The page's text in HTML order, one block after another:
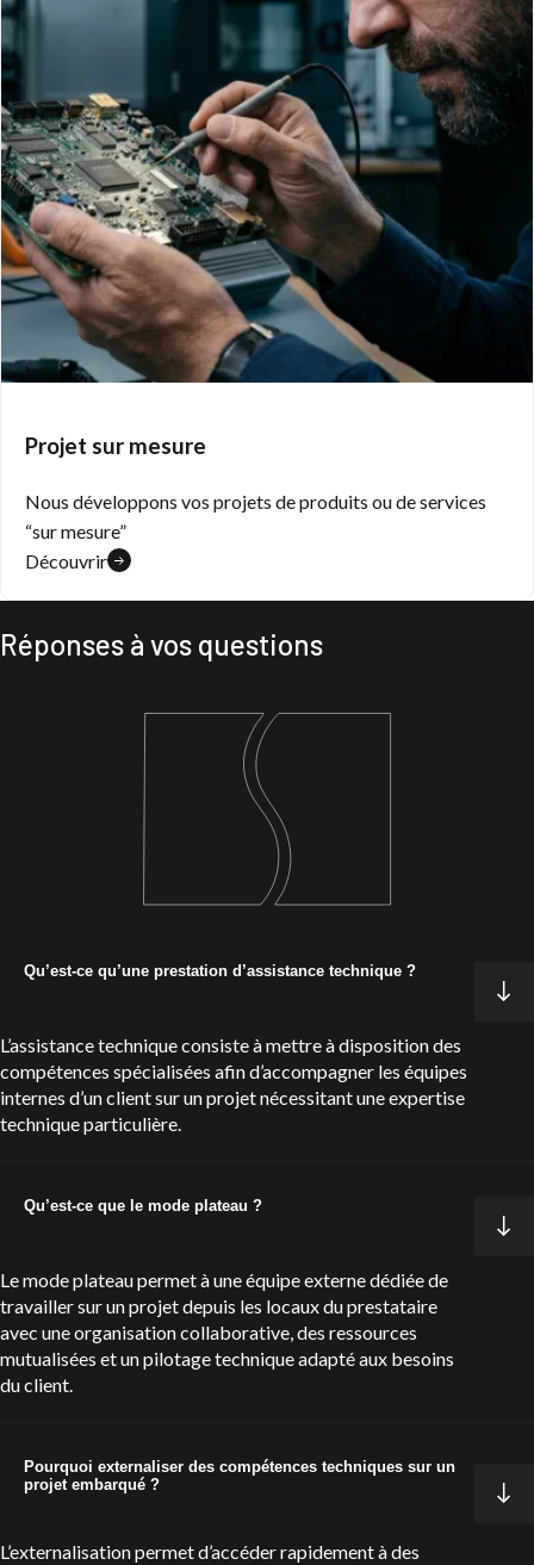
Dunasys Ingénierie
Heracles Robotics – Commande à distance
Découvrir le projet
Projet sur mesure
Nous développons vos projets de produits ou de services
“sur mesure”
Découvrir
Réponses à vos questions
Qu’est-ce qu’une prestation d’assistance technique ?
L’assistance technique consiste à mettre à disposition des
compétences spécialisées afin d’accompagner les équipes
internes d’un client sur un projet nécessitant une expertise
technique particulière.
Qu’est-ce que le mode plateau ?
Le mode plateau permet à une équipe externe dédiée de
travailler sur un projet depuis les locaux du prestataire
avec une organisation collaborative, des ressources
mutualisées et un pilotage technique adapté aux besoins
du client.
Pourquoi externaliser des compétences techniques sur un
projet embarqué ?
L’externalisation permet d’accéder rapidement à des